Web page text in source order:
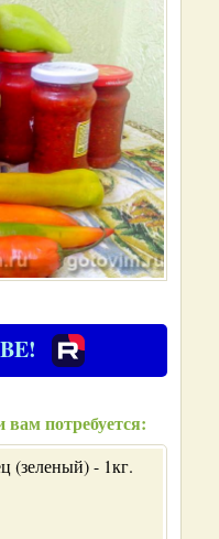
потребуется:
(зеленый) - 1кг.